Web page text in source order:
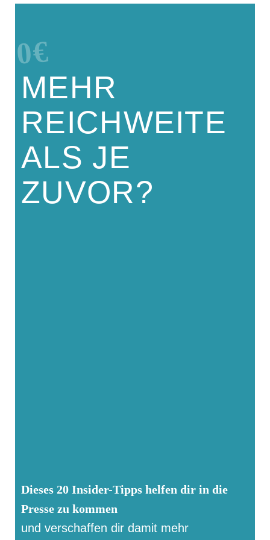
0€
MEHR
REICHWEITE
ALS JE
ZUVOR?
Dieses 20 Insider-Tipps helfen dir in die
Presse zu kommen
und verschaffen dir damit mehr